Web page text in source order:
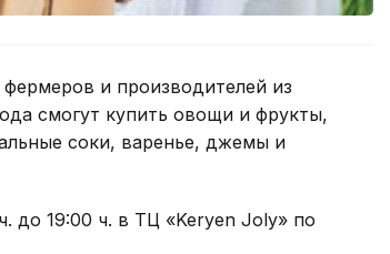
и производителей из
смогут купить овощи и фрукты,
соки, варенье, джемы и
до 19:00 ч. в ТЦ «Keryen Joly» по